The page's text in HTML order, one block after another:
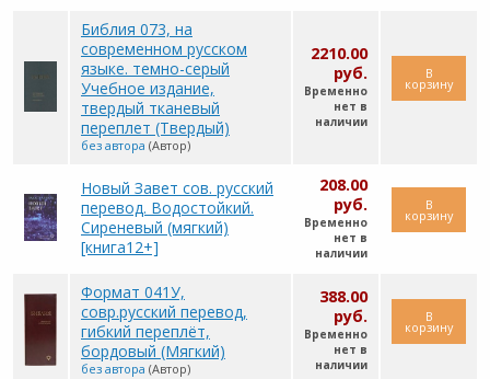
Библия 073, на
современном русском
языке. темно-серый
Учебное издание,
твердый тканевый
переплет (Твердый)
без автора (Автор)
2210.00
руб.
Временно
нет в
наличии
В
корзину
Новый Завет сов. русский
перевод. Водостойкий.
Сиреневый (мягкий)
[книга12+]
208.00
руб.
Временно
нет в
наличии
В
корзину
Формат 041У,
совр.русский перевод,
гибкий переплёт,
бордовый (Мягкий)
без автора (Автор)
388.00
руб.
Временно
нет в
наличии
В
корзину